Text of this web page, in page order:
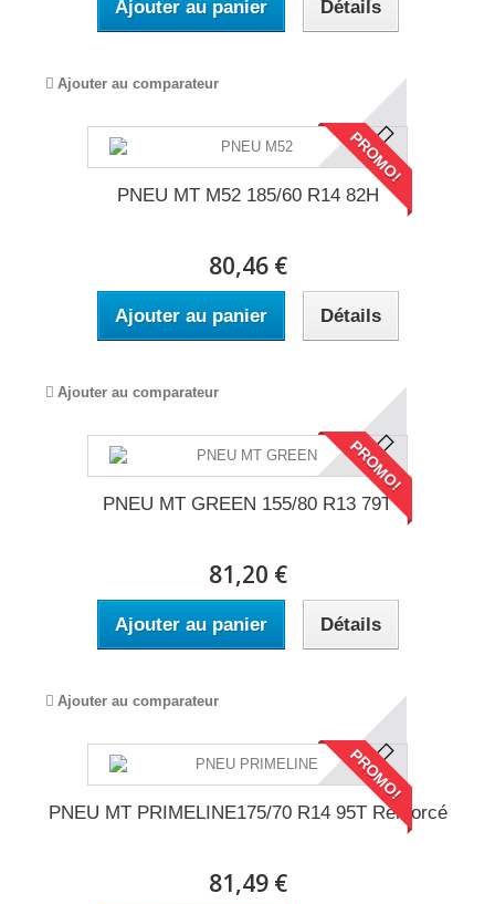
Ajouter au panier Détails
Ajouter au comparateur
PROMO!
PNEU MT M52 185/60 R14 82H
80,46 €
Ajouter au panier Détails
Ajouter au comparateur
PROMO!
PNEU MT GREEN 155/80 R13 79T
81,20 €
Ajouter au panier Détails
Ajouter au comparateur
PROMO!
PNEU MT PRIMELINE175/70 R14 95T Renforcé
81,49 €